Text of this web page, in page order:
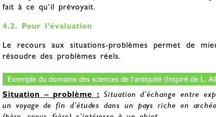
fait à ce qu’il prévoyait.
4.2. Pour l’évaluation
Le recours aux situations-problèmes permet de
résoudre des problèmes réels.
Exemple du domaine des sciences de l’antiquité (Inspiré de L.
Situation – problème : Situation d’échange entre
un voyage de fin d’études dans un pays riche en